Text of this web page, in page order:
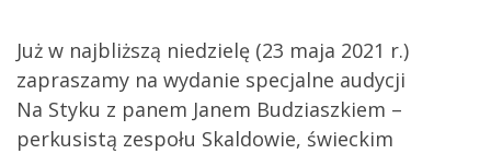
Już w najbliższą niedzielę (23 maja 2021 r.)
zapraszamy na wydanie specjalne audycji
Na Styku z panem Janem Budziaszkiem –
perkusistą zespołu Skaldowie, świeckim